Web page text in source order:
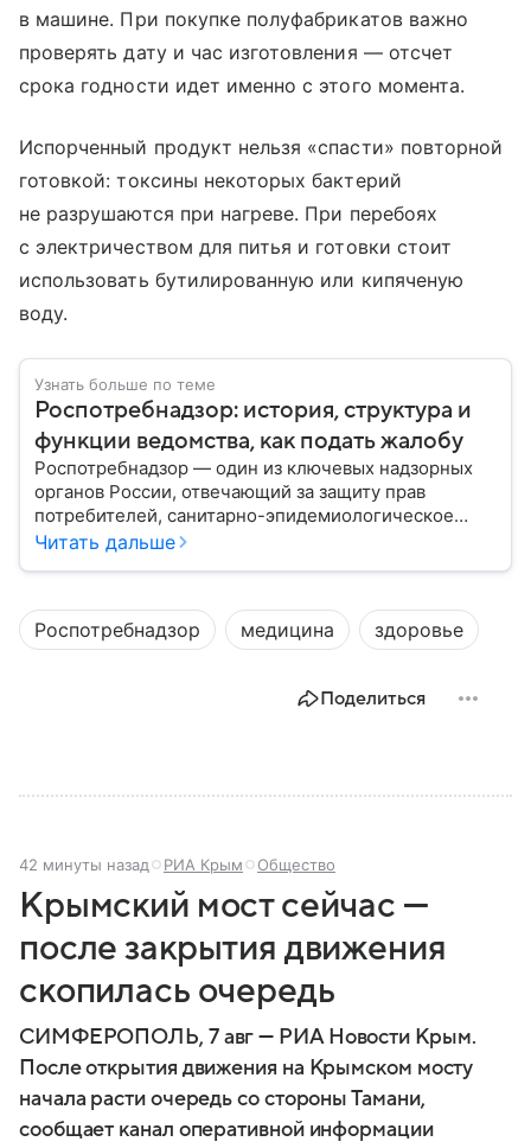
в машине. При покупке полуфабрикатов важно
проверять дату и час изготовления — отсчет
срока годности идет именно с этого момента.
Испорченный продукт нельзя «спасти» повторной
готовкой: токсины некоторых бактерий
не разрушаются при нагреве. При перебоях
с электричеством для питья и готовки стоит
использовать бутилированную или кипяченую
воду.
Узнать больше по теме
Роспотребнадзор: история, структура и
функции ведомства, как подать жалобу
Роспотребнадзор — один из ключевых надзорных
органов России, отвечающий за защиту прав
потребителей, санитарно-эпидемиологическое
благополучие населения и контроль соблюдения
руководит им сегодня.
Читать дальше
Роспотребнадзор медицина здоровье
Поделиться
42 минуты назад РИА Крым Общество
Крымский мост сейчас —
после закрытия движения
скопилась очередь
СИМФЕРОПОЛЬ, 7 авг — РИА Новости Крым.
После открытия движения на Крымском мосту
начала расти очередь со стороны Тамани,
сообщает канал оперативной информации